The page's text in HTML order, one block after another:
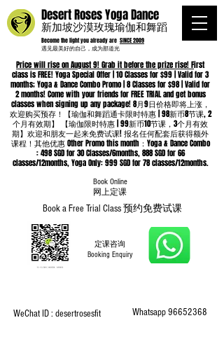
Price will rise on August 9! Grab it before the prize rise! First
class is FREE! Yoga Special Offer | 10 Classes for $99 | Valid for 3
months; Yoga & Dance Combo Promo | 8 Classes for $98 | Valid for
2 months! Come with your friends for FREE TRIAL and get bonus
classes when signing up any package! 8月9日价格即将上涨，
欢迎购买预存！【瑜伽和舞蹈通卡限时特惠 | 98新币8节课, 2
个月有效期】 【瑜伽限时特惠 | 99新币10节课，3个月有效
期】欢迎和朋友一起来免费试课! 报名任何配套后获得额外
课程！其他优惠 Other Promo this month：Yoga & Dance Combo
: 498 SGD for 30 Classes/6months, 888 SGD for 66
classes/12months, Yoga Only: 999 SGD for 78 classes/12months.
Become the light you already are SINCE 2009
遇见最美好的自己，成为那道光
Desert Roses Yoga Dance
新加坡沙漠玫瑰瑜伽和舞蹈
Book a Free Trial Class 预约免费试课
定课咨询
Booking Enquiry
Book Online
​网上定课
Whatsapp96652368
WeChat ID : desertrosesfit